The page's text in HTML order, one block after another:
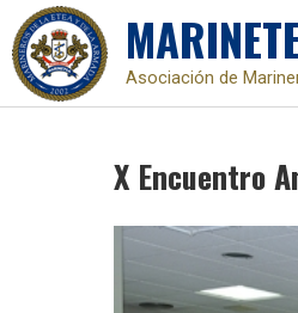
Asociación de
X Encuentro